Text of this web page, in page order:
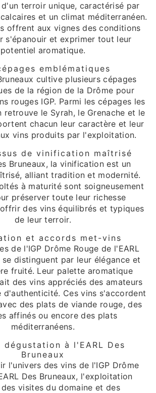
terroir unique, caractérisé par
et un climat méditerranéen.
offrent aux vignes des conditions
s'épanouir et exprimer tout leur
potentiel aromatique.
emblématiques
cultive plusieurs cépages
de la région de la Drôme pour
rouges IGP. Parmi les cépages les
retrouve le Syrah, le Grenache et le
chacun leur caractère et leur
vins produits par l'exploitation.
de vinification maîtrisé
Bruneaux, la vinification est un
alliant tradition et modernité.
à maturité sont soigneusement
préserver toute leur richesse
des vins équilibrés et typiques
de leur terroir.
et accords met-vins
de l'IGP Drôme Rouge de l'EARL
se distinguent par leur élégance et
fruité. Leur palette aromatique
des vins appréciés des amateurs
d'authenticité. Ces vins s'accordent
des plats de viande rouge, des
affinés ou encore des plats
méditerranéens.
à l'EARL Des
Bruneaux
l'univers des vins de l'IGP Drôme
Des Bruneaux, l'exploitation
visites du domaine et des